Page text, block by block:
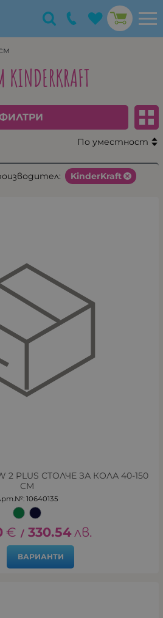
По уместност
KinderKraft
2 PLUS СТОЛЧЕ ЗА КОЛА 40-150
CM
10640135
€ / 330.54 лв.
ВАРИАНТИ